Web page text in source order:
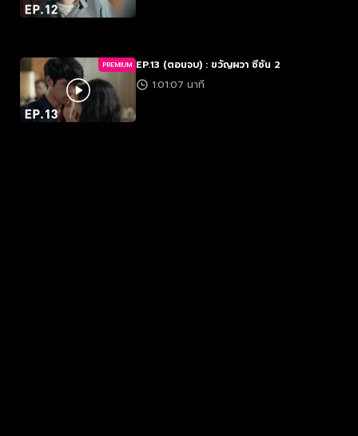
PREMIUM EP.13 (ตอนจบ) : ขวัญผวา ซีซัน 2
1:01:07 นาที